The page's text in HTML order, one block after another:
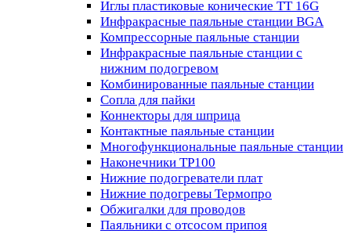
Иглы пластиковые конические TT 16G
Инфракрасные паяльные станции BGA
Компрессорные паяльные станции
Инфракрасные паяльные станции с
нижним подогревом
Комбинированные паяльные станции
Сопла для пайки
Коннекторы для шприца
Контактные паяльные станции
Многофункциональные паяльные станции
Наконечники TP100
Нижние подогреватели плат
Нижние подогревы Термопро
Обжигалки для проводов
Паяльники с отсосом припоя